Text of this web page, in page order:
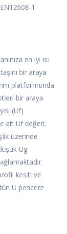
1
en iyi ısı
bir araya
platformunda
bir araya
(Uf)
ait Uf değeri;
üzerinde
Ug
kesiti ve
U pencere